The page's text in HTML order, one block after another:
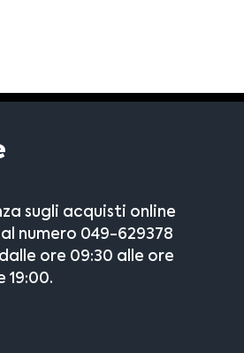
sugli acquisti online
numero 049-629378
ore 09:30 alle ore
19:00.